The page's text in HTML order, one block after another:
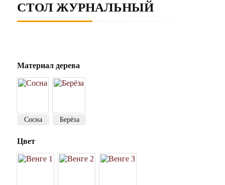
СТОЛ ЖУРНАЛЬНЫЙ
Материал дерева
Сосна Берёза
Цвет